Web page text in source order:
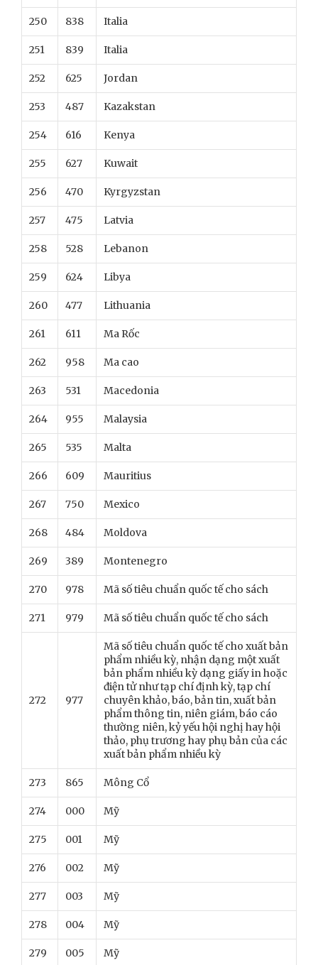
250 838 Italia
251 839 Italia
252 625 Jordan
253 487 Kazakstan
254 616 Kenya
255 627 Kuwait
256 470 Kyrgyzstan
257 475 Latvia
258 528 Lebanon
259 624 Libya
260 477 Lithuania
261 611 Ma Rốc
262 958 Ma cao
263 531 Macedonia
264 955 Malaysia
265 535 Malta
266 609 Mauritius
267 750 Mexico
268 484 Moldova
269 389 Montenegro
270 978 Mã số tiêu chuẩn quốc tế cho sách
271 979 Mã số tiêu chuẩn quốc tế cho sách
272 977
Mã số tiêu chuẩn quốc tế cho xuất bản
phẩm nhiều kỳ, nhận dạng một xuất
bản phẩm nhiều kỳ dạng giấy in hoặc
điện tử như tạp chí định kỳ, tạp chí
chuyên khảo, báo, bản tin, xuất bản
phẩm thông tin, niên giám, báo cáo
thường niên, kỷ yếu hội nghị hay hội
thảo, phụ trương hay phụ bản của các
xuất bản phẩm nhiều kỳ
273 865 Mông Cổ
274 000 Mỹ
275 001 Mỹ
276 002 Mỹ
277 003 Mỹ
278 004 Mỹ
279 005 Mỹ